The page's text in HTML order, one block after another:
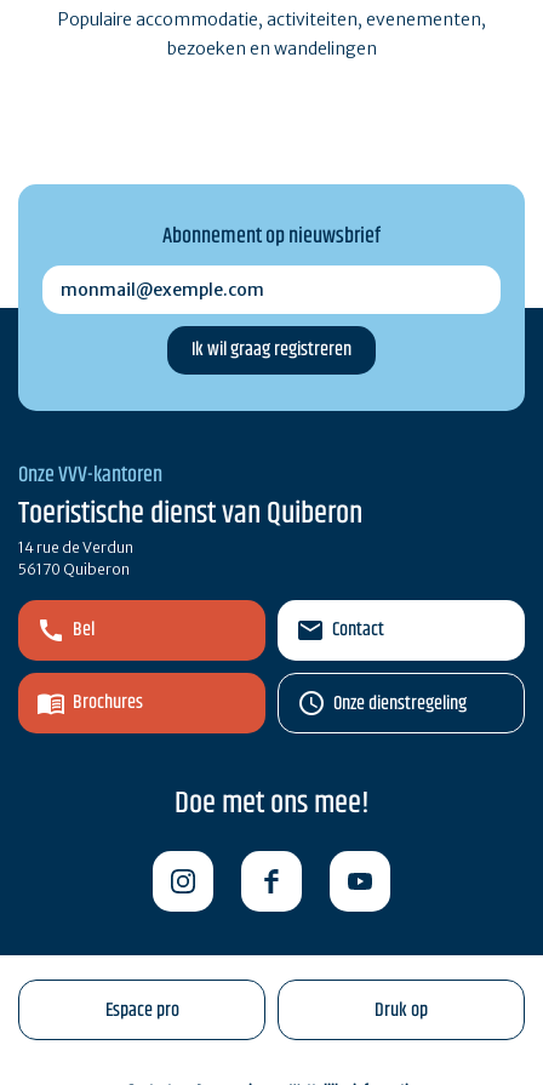
Populaire accommodatie, activiteiten, evenementen,
bezoeken en wandelingen
Abonnement op nieuwsbrief
monmail@exemple.com
Onze VVV-kantoren
Toeristische dienst van Quiberon
14 rue de Verdun
56170 Quiberon
Bel
Brochures
Contact
Onze dienstregeling
Doe met ons mee!
Espace pro Druk op